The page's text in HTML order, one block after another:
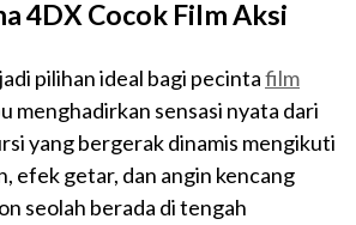
4DX Cocok Film Aksi
pilihan ideal bagi pecintafilm
menghadirkan sensasi nyata dari
yang bergerak dinamis mengikuti
efek getar, dan angin kencang
seolah berada di tengah